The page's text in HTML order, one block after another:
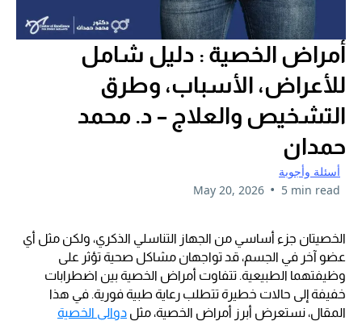
أمراض الخصية : دليل شامل
للأعراض، الأسباب، وطرق
التشخيص والعلاج – د. محمد
حمدان
أسئلة وأجوبة
May 20, 2026 • 5 min read
الخصيتان جزء أساسي من الجهاز التناسلي الذكري، ولكن مثل أي
عضو آخر في الجسم، قد تواجهان مشاكل صحية تؤثر على
وظيفتهما الطبيعية. تتفاوت أمراض الخصية بين اضطرابات
خفيفة إلى حالات خطيرة تتطلب رعاية طبية فورية. في هذا
المقال، نستعرض أبرز أمراض الخصية، مثل دوالي الخصية